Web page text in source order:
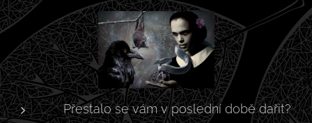
Přestalo se vám v poslední době dařit?